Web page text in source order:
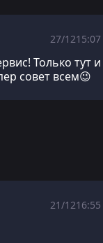
27/1215:07
Только тут и
совет всем😉
21/1216:55